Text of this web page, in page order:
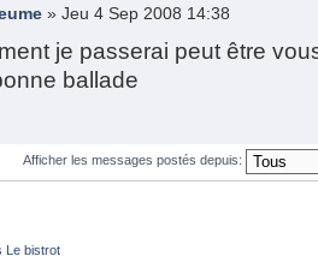
» Jeu 4 Sep 2008 14:38
je passerai peut être
ballade
Afficher les messages postés depuis:
Le bistrot